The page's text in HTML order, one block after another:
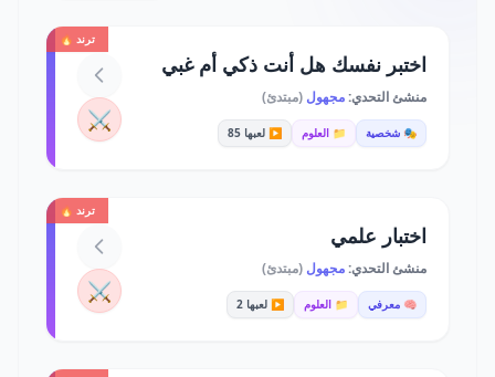
ترند 🔥
اختبر نفسك هل أنت ذكي أم غبي
منشئ التحدي:مجهول (مبتدئ)
🎭 شخصية 📁 العلوم ▶️ لعبها 85 ⚔️
ترند 🔥
اختبار علمي
منشئ التحدي:مجهول (مبتدئ)
🧠 معرفي 📁 العلوم ▶️ لعبها 2 ⚔️